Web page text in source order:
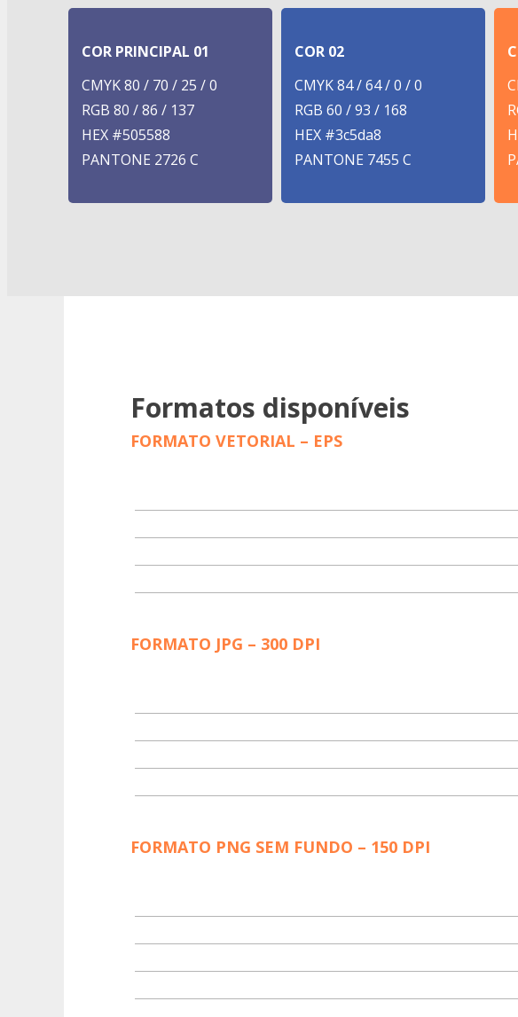
COR PRINCIPAL 01
CMYK 80 / 70 / 25 / 0
RGB 80 / 86 / 137
HEX #505588
PANTONE 2726 C
COR 02
CMYK 84 / 64 / 0 / 0
RGB 60 / 93 / 168
HEX #3c5da8
PANTONE 7455 C
Formatos disponíveis
FORMATO VETORIAL – EPS
FORMATO JPG – 300 DPI
FORMATO PNG SEM FUNDO – 150 DPI